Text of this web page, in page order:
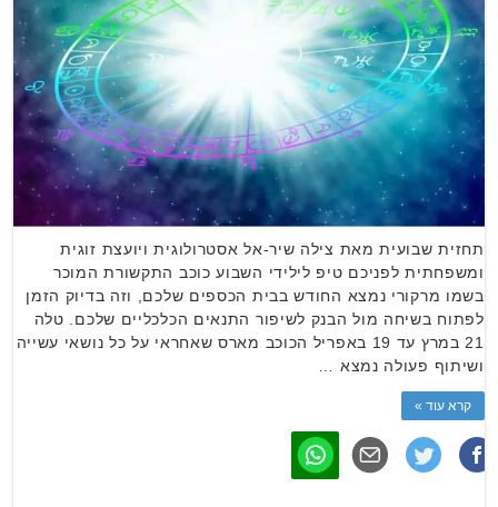
תחזית שבועית מאת צילה שיר-אל אסטרולוגית ויועצת זוגית
ומשפחתית לפניכם טיפ לילידי השבוע כוכב התקשורת המוכר
בשמו מרקורי נמצא החודש בבית הכספים שלכם, וזה בדיוק הזמן
לפתוח בשיחה מול הבנק לשיפור התנאים הכלכליים שלכם. טלה
21 במרץ עד 19 באפריל הכוכב מארס שאחראי על כל נושאי עשייה
ושיתוף פעולה נמצא …
קרא עוד »